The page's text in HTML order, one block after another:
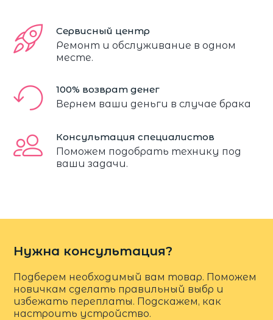
Сервисный центр
Ремонт и обслуживание в одном
месте.
100% возврат денег
Вернем ваши деньги в случае брака
Консультация специалистов
Поможем подобрать технику под
ваши задачи.
Нужна консультация?
Подберем необходимый вам товар. Поможем
новичкам сделать правильный выбр и
избежать переплаты. Подскажем, как
настроить устройство.